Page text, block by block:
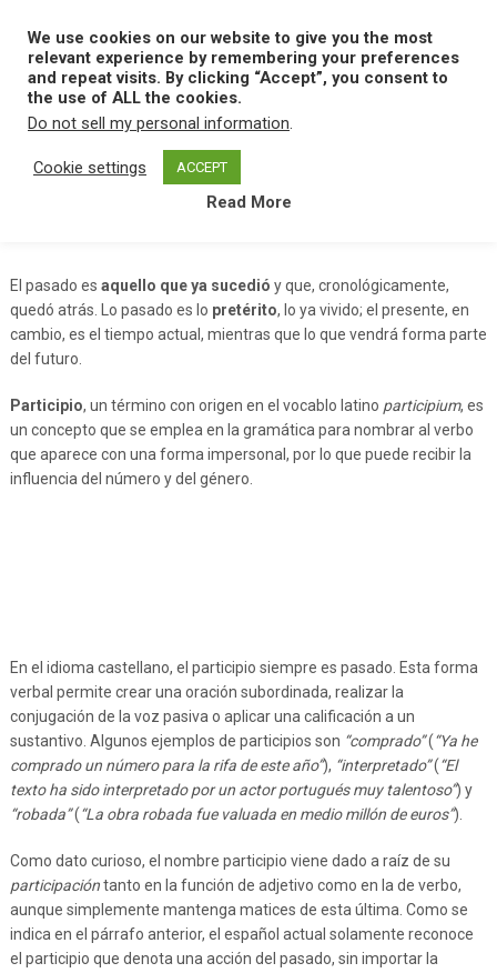
content
MENU
Home P Pasado Participio
Pasado Participio
El pasado es aquello que ya sucedió y que, cronológicamente,
quedó atrás. Lo pasado es lo pretérito, lo ya vivido; el presente, en
cambio, es el tiempo actual, mientras que lo que vendrá forma parte
del futuro.
Participio, un término con origen en el vocablo latino participium, es
un concepto que se emplea en la gramática para nombrar al verbo
que aparece con una forma impersonal, por lo que puede recibir la
influencia del número y del género.
En el idioma castellano, el participio siempre es pasado. Esta forma
verbal permite crear una oración subordinada, realizar la
conjugación de la voz pasiva o aplicar una calificación a un
sustantivo. Algunos ejemplos de participios son “comprado”(“Ya he
comprado un número para la rifa de este año”), “interpretado”(“El
texto ha sido interpretado por un actor portugués muy talentoso”) y
“robada”(“La obra robada fue valuada en medio millón de euros”).
Como dato curioso, el nombre participio viene dado a raíz de su
participacióntanto en la función de adjetivo como en la de verbo,
aunque simplemente mantenga matices de esta última. Como se
indica en el párrafo anterior, el español actual solamente reconoce
el participio que denota una acción del pasado, sin importar la
We use cookies on our website to give you the most
relevant experience by remembering your preferences
and repeat visits. By clicking “Accept”, you consent to
the use of ALL the cookies.
Do not sell my personal information.
Cookie settings ACCEPT
Read More